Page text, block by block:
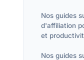
Nos guides
d'affiliation
et
Nos guides